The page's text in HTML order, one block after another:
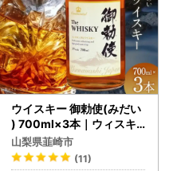
ウイスキー 御勅使(みだい
) 700ml×3本｜ウィスキ
ー ハイボール
山梨県韮崎市
(11)